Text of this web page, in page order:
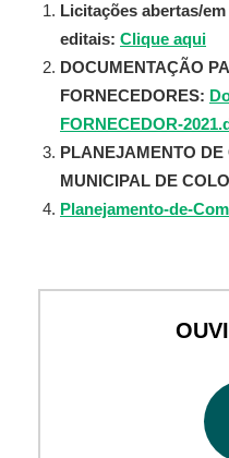
Licitações abertas/
editais: Clique aqui
DOCUMENTAÇÃO
FORNECEDORES:
FORNECEDOR-
PLANEJAMENTO
MUNICIPAL DE
Planejamento-de-